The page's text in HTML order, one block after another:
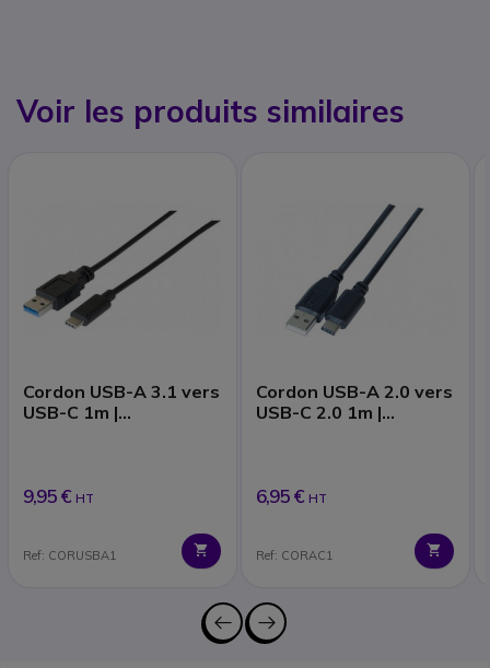
Voir les produits similaires
Cordon USB-A 3.1 vers
USB-C 1m |
9,95 € HT
Ref: CORUSBA1
Cordon USB-A 2.0 vers
USB-C 2.0 1m |
6,95 € HT
Ref: CORAC1